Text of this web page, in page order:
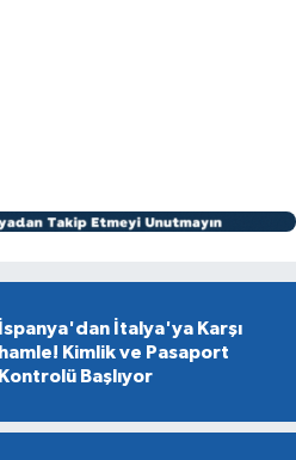
İspanya'dan İtalya'ya Karşı
hamle! Kimlik ve Pasaport
Kontrolü Başlıyor